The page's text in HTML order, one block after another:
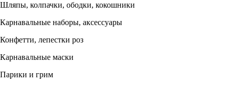
Шляпы, колпачки, ободки, кокошники
Карнавальные наборы, аксессуары
Конфетти, лепестки роз
Карнавальные маски
Парики и грим